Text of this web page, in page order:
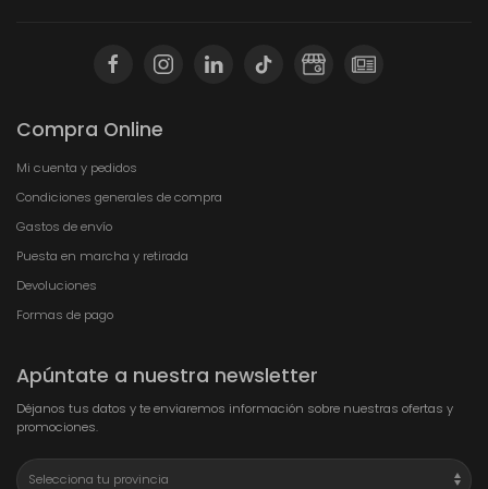
Compra Online
Mi cuenta y pedidos
Condiciones generales de compra
Gastos de envío
Puesta en marcha y retirada
Devoluciones
Formas de pago
Apúntate a nuestra newsletter
Déjanos tus datos y te enviaremos información sobre nuestras ofertas y
promociones.